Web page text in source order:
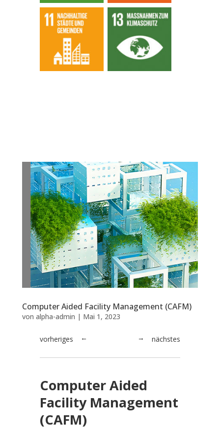
Computer Aided Facility Management (CAFM)
von alpha-admin | Mai 1, 2023
← nächstes
vorheriges →
Computer Aided
Facility Management
(CAFM)